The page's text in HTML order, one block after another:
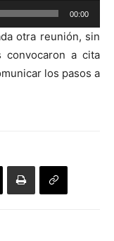
00:00
otra reunión, sin
convocaron a cita
los pasos a